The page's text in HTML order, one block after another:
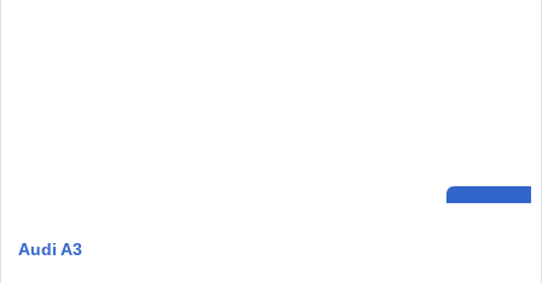
Audi A3